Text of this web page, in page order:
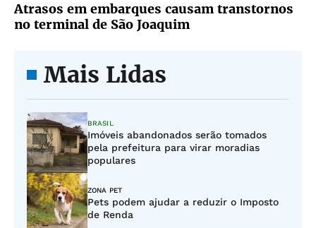
Atrasos em embarques causam transtornos
no terminal de São Joaquim
Mais Lidas
BRASIL
Imóveis abandonados serão tomados
pela prefeitura para virar moradias
populares
ZONA PET
Pets podem ajudar a reduzir o Imposto
de Renda